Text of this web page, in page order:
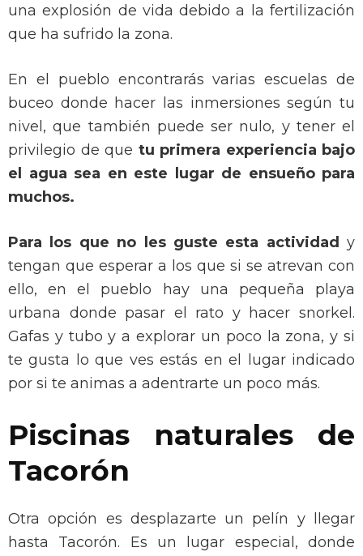
una explosión de vida debido a la fertilización
que ha sufrido la zona.
En el pueblo encontrarás varias escuelas de
buceo donde hacer las inmersiones según tu
nivel, que también puede ser nulo, y tener el
privilegio de que tu primera experiencia bajo
el agua sea en este lugar de ensueño para
muchos.
Para los que no les guste esta actividad y
tengan que esperar a los que si se atrevan con
ello, en el pueblo hay una pequeña playa
urbana donde pasar el rato y hacer snorkel.
Gafas y tubo y a explorar un poco la zona, y si
te gusta lo que ves estás en el lugar indicado
por si te animas a adentrarte un poco más.
Piscinas naturales de
Tacorón
Otra opción es desplazarte un pelín y llegar
hasta Tacorón. Es un lugar especial, donde